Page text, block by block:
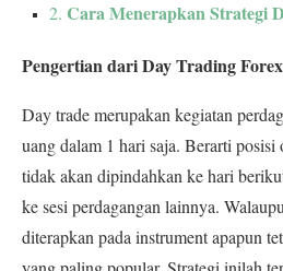
2. Cara Menerapkan Strategi
Pengertian dari Day Trading Forex
Day trade merupakan kegiatan
uang dalam 1 hari saja. Berarti posisi
tidak akan dipindahkan ke hari
ke sesi perdagangan lainnya.
diterapkan pada instrument apapun